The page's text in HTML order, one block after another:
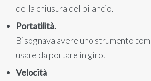
della chiusura del bilancio.
Portatilità.
Bisognava avere uno strumento
usare da portare in giro.
Velocità